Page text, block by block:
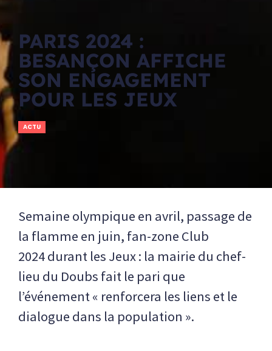
PARIS 2024 :
BESANÇON AFFICHE
SON ENGAGEMENT
POUR LES JEUX
ACTU
Semaine olympique en avril, passage de
la flamme en juin, fan-zone Club
2024 durant les Jeux : la mairie du chef-
lieu du Doubs fait le pari que
l’événement « renforcera les liens et le
dialogue dans la population ».